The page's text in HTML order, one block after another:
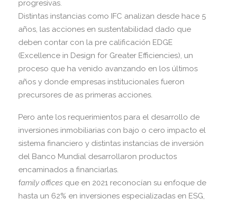
Search
progresivas.
Distintas instancias como IFC analizan desde hace 5
años, las acciones en sustentabilidad dado que
deben contar con la pre calificación EDGE
(Excellence in Design for Greater Efficiencies), un
proceso que ha venido avanzando en los últimos
años y donde empresas institucionales fueron
precursores de as primeras acciones.
Pero ante los requerimientos para el desarrollo de
inversiones inmobiliarias con bajo o cero impacto el
sistema financiero y distintas instancias de inversión
del Banco Mundial desarrollaron productos
encaminados a financiarlas.
family offices que en 2021 reconocían su enfoque de
hasta un 62% en inversiones especializadas en ESG,